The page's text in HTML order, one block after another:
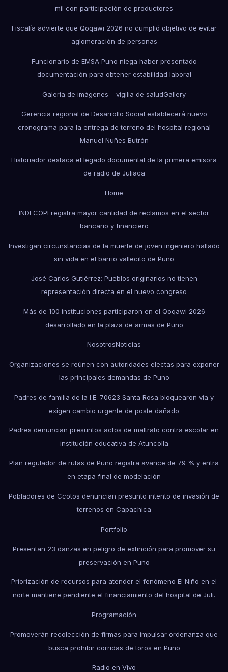
mil con participación de productores
Fiscalía advierte que Qoqawi 2026 no cumplió objetivo de evitar
aglomeración de personas
Funcionario de EMSA Puno niega haber presentado
documentación para obtener estabilidad laboral
Galería de imágenes – vigilia de saludGallery
Gerencia regional de Desarrollo Social establecerá nuevo
cronograma para la entrega de terreno del hospital regional
Manuel Nuñes Butrón
Historiador destaca el legado documental de la primera emisora
de radio de Juliaca
Home
INDECOPI registra mayor cantidad de reclamos en el sector
bancario y financiero
Investigan circunstancias de la muerte de joven ingeniero hallado
sin vida en el barrio vallecito de Puno
José Carlos Gutiérrez: Pueblos originarios no tienen
representación directa en el nuevo congreso
Más de 100 instituciones participaron en el Qoqawi 2026
desarrollado en la plaza de armas de Puno
NosotrosNoticias
Organizaciones se reúnen con autoridades electas para exponer
las principales demandas de Puno
Padres de familia de la I.E. 70623 Santa Rosa bloquearon vía y
exigen cambio urgente de poste dañado
Padres denuncian presuntos actos de maltrato contra escolar en
institución educativa de Atuncolla
Plan regulador de rutas de Puno registra avance de 79 % y entra
en etapa final de modelación
Pobladores de Ccotos denuncian presunto intento de invasión de
terrenos en Capachica
Portfolio
Presentan 23 danzas en peligro de extinción para promover su
preservación en Puno
Priorización de recursos para atender el fenómeno El Niño en el
norte mantiene pendiente el financiamiento del hospital de Juli.
Programación
Promoverán recolección de firmas para impulsar ordenanza que
busca prohibir corridas de toros en Puno
Radio en Vivo